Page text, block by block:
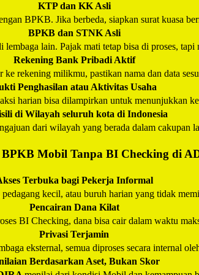
KTP dan KK Asli
BPKB. Jika berbeda, siapkan surat kuasa
BPKB dan STNK Asli
lembaga lain. Pajak mati tetap bisa di proses,
Rekening Bank Pribadi Aktif
ke rekening milikmu, pastikan nama dan data
Penghasilan atau Aktivitas Usaha
harian bisa dilampirkan untuk menunjukkan
di Wilayah seluruh kota di Indonesia
dari wilayah yang berada dalam cakupan
Mobil Tanpa BI Checking di
Terbuka bagi Pekerja Informal
kecil, atau buruh harian yang tidak
Pencairan Dana Kilat
BI Checking, dana bisa cair dalam waktu
Privasi Terjamin
eksternal, semua diproses secara internal
Berdasarkan Aset, Bukan Skor